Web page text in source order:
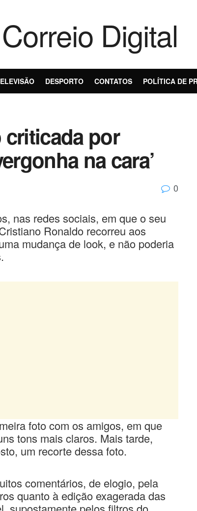
Correio Digital
DESPORTO CONTATOS POLÍTICA DE
por
na cara’
0
nas redes sociais, em que o seu
Ronaldo recorreu aos
mudança de look, e não poderia
foto com os amigos, em que
tons mais claros. Mais tarde,
um recorte dessa foto.
comentários, de elogio, pela
quanto à edição exagerada das